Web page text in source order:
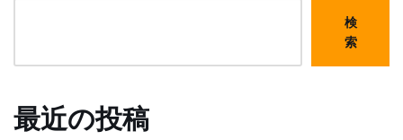
検
索
最近の投稿